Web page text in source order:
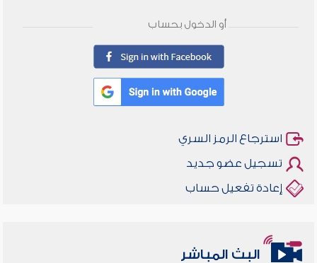
أو الدخول بحساب
استرجاع الرمز السري
تسجيل عضو جديد
إعادة تفعيل حساب
البث المباشر